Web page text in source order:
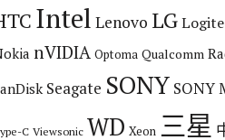
Intel Lenovo LG
nVIDIA Optoma Qualcomm
Seagate SONY SONY
C Viewsonic WD Xeon 三星